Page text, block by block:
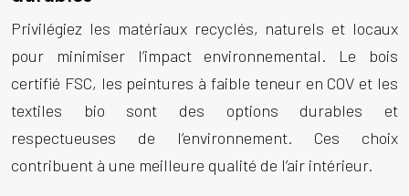
Privilégiez les matériaux recyclés, naturels et locaux
pour minimiser l’impact environnemental. Le bois
certifié FSC, les peintures à faible teneur en COV et les
textiles bio sont des options durables et
respectueuses de l’environnement. Ces choix
contribuent à une meilleure qualité de l’air intérieur.